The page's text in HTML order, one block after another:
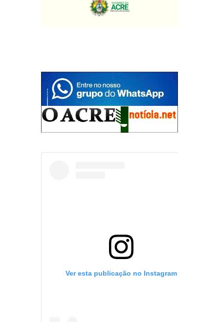
Ver esta publicação no Instagram